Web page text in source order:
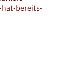
bereits-